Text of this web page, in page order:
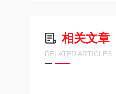
相关文章
RELATED ARTICLES